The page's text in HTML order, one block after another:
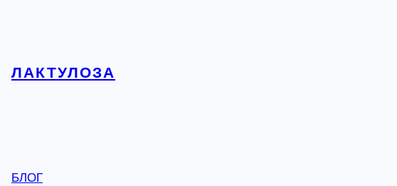
ЛАКТУЛОЗА
БЛОГ